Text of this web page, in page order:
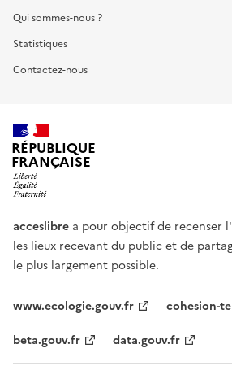
Qui sommes-nous ?
Statistiques
Contactez-nous
RÉPUBLIQUE
FRANÇAISE
acceslibre a pour objectif de recenser
les lieux recevant du public et de
le plus largement possible.
www.ecologie.gouv.fr
cohesion-
beta.gouv.fr
data.gouv.fr